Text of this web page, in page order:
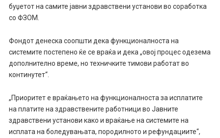
буџетот на самите јавни здравствени установи во соработка
со ФЗОM.
Фондот денеска соопшти дека функционалноста на
системите постепено ќе се враќа и дека „овој процес одезема
дополнително време, но техничките тимови работат во
континутет“.
„Приоритет е враќањето на функционалноста за исплатите
на платите на здравствените работници во Јавните
здравствени установи како и враќање на системите на
исплата на боледувањата, породилното и рефундациите“,